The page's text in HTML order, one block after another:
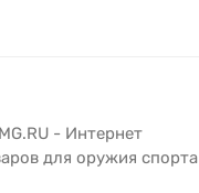
- Интернет
для оружия спорта